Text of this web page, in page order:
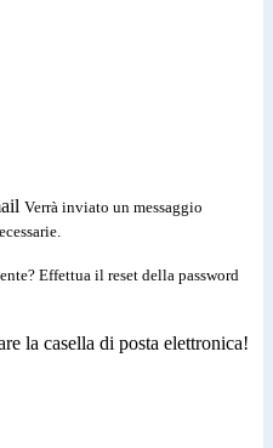
Verrà inviato un messaggio
Effettua il reset della password
la casella di posta elettronica!